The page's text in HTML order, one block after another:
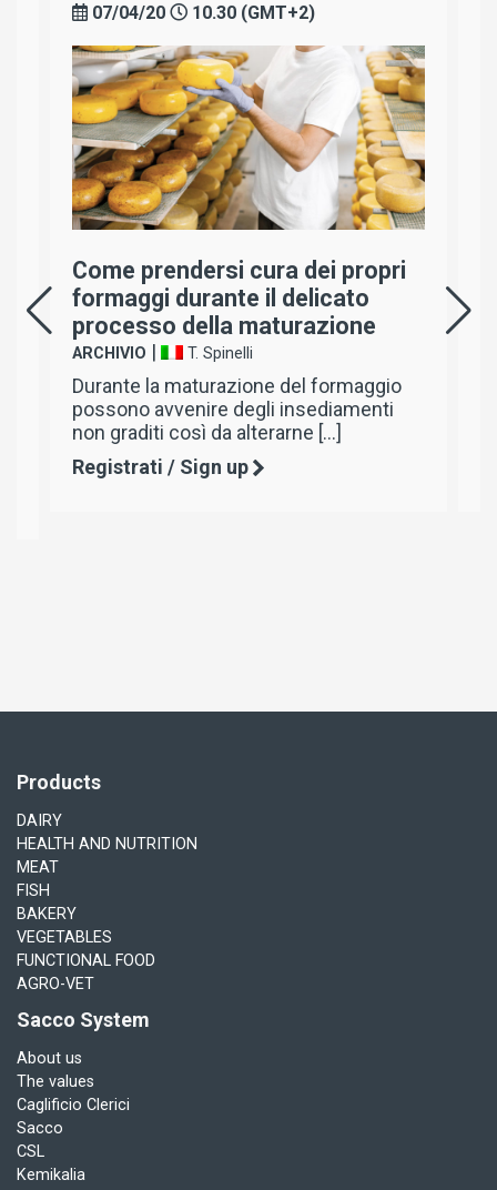
10.30 (GMT+2)
cura dei propri
durante il delicato
della maturazione
T. Spinelli
maturazione del formaggio
degli insediamenti
così da alterarne […]
/ Sign up
Un invito a
antico e
quello in pasta
Dalla prima antica
al prodotto
L’unico caglio in
Products
DAIRY
HEALTH AND NUTRITION
MEAT
FISH
BAKERY
VEGETABLES
FUNCTIONAL FOOD
AGRO-VET
Sacco System
About us
The values
Caglificio Clerici
Sacco
CSL
Kemikalia